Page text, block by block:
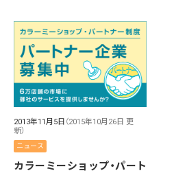
2013年11月5日 （2015年10月26日 更
新）
ニュース
カラーミーショップ・パート